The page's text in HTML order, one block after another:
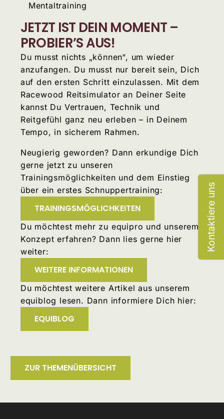
Mentaltraining
JETZT IST DEIN MOMENT –
PROBIER’S AUS!
Du musst nichts „können“, um wieder
anzufangen. Du musst nur bereit sein, Dich
auf den ersten Schritt einzulassen. Mit dem
Racewood Reitsimulator an Deiner Seite
kannst Du Vertrauen, Technik und
Reitgefühl ganz neu erleben – in Deinem
Tempo, in sicherem Rahmen.
Neugierig geworden? Dann erkundige Dich
gerne jetzt zu unseren
Trainingsmöglichkeiten und dem Einstieg
über ein erstes Schnuppertraining:
TRAININGSMÖGLICHKEITEN
Du möchtest mehr zu equipro und unserem
Konzept erfahren? Dann lies gerne hier
weiter:
WEITERE INFORMATIONEN
Du möchtest weitere Artikel aus unserem
equiblog lesen. Dann informiere Dich hier:
EQUIBLOG
ZUR THEMENÜBERSICHT
Kontaktiere uns